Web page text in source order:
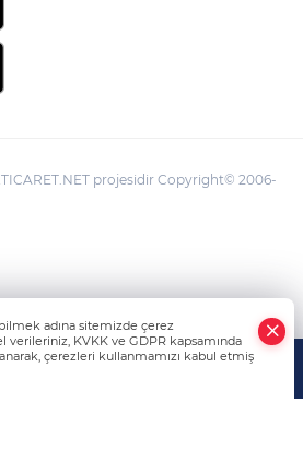
projesidir Copyright© 2006-
adına sitemizde çerez
verileriniz, KVKK ve GDPR kapsamında
çerezleri kullanmamızı kabul etmiş